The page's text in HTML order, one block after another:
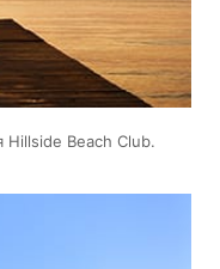
Hillside Beach Club.